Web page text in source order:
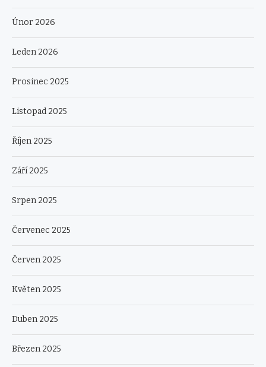
Únor 2026
Leden 2026
Prosinec 2025
Listopad 2025
Říjen 2025
Září 2025
Srpen 2025
Červenec 2025
Červen 2025
Květen 2025
Duben 2025
Březen 2025